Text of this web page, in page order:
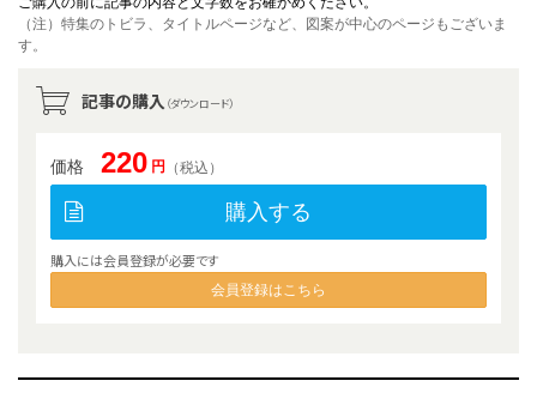
（注）特集のトビラ、タイトルページなど、図案が中心のページもございま
す。
記事の購入 （ダウンロード）
価格 220 円 （税込）
購入する
購入には会員登録が必要です
会員登録はこちら